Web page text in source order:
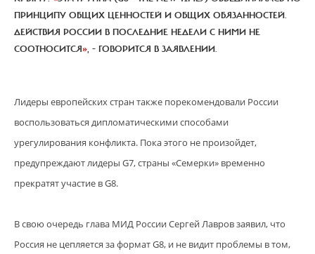
ПРИНЦИПУ ОБЩИХ ЦЕННОСТЕЙ И ОБЩИХ ОБЯЗАННОСТЕЙ.
ДЕЙСТВИЯ РОССИИ В ПОСЛЕДНИЕ НЕДЕЛИ С НИМИ НЕ
СООТНОСИТСЯ», - ГОВОРИТСЯ В ЗАЯВЛЕНИИ.
Лидеры европейских стран также порекомендовали России
воспользоваться дипломатическими способами
урегулирования конфликта. Пока этого не произойдет,
предупреждают лидеры G7, страны «Семерки» временно
прекратят участие в G8.
В свою очередь глава МИД России Сергей Лавров заявил, что
Россия не цепляется за формат G8, и не видит проблемы в том,